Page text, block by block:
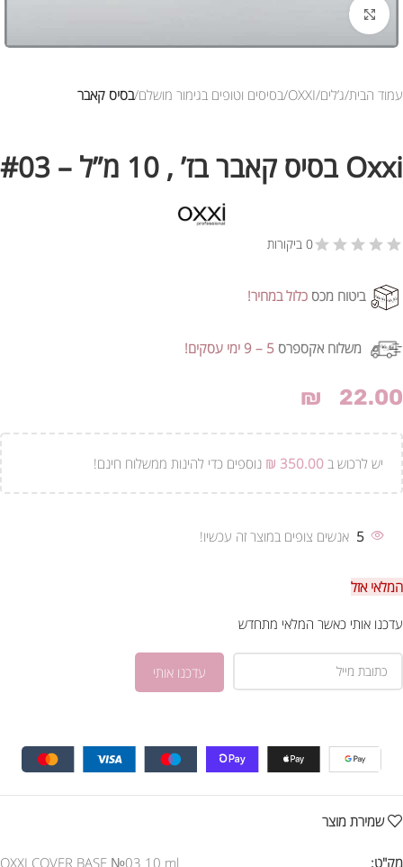
לחץ להגדלת התמונה
עמוד הבית ג’לים OXXI בסיסים וטופים בגימור מושלם בסיס קאבר
Oxxi בסיס קאבר בז’ , 10 מ”ל – #03
0 ביקורות
ביטוח מכס כלול במחיר!
משלוח אקספרס 5 – 9 ימי עסקים!
₪ 22.00
יש לרכוש ב ₪ 350.00 נוספים כדי להינות ממשלוח חינם!
5 אנשים צופים במוצר זה עכשיו!
המלאי אזל
עדכנו אותי כאשר המלאי מתחדש
שמירת מוצר
מק"ט:
OXXI COVER BASE №03 10 ml